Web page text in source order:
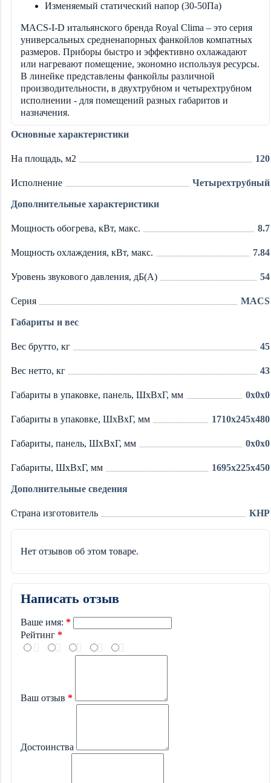
Изменяемый статический напор (30-50Па)
MACS-I-D итальянского бренда Royal Clima – это серия
универсальных средненапорных фанкойлов компатных
размеров. Приборы быстро и эффективно охлажадают
или нагревают помещение, экономно используя ресурсы.
В линейке представлены фанкойлы различной
производительности, в двухтрубном и четырехтрубном
исполнении - для помещений разных габаритов и
назначения.
Основные характеристики
На площадь, м2 120
Исполнение Четырехтрубный
Дополнительные характеристики
Мощность обогрева, кВт, макс. 8.7
Мощность охлаждения, кВт, макс. 7.84
Уровень звукового давления, дБ(А) 54
Серия MACS
Габариты и вес
Вес брутто, кг 45
Вес нетто, кг 43
Габариты в упаковке, панель, ШxВxГ, мм 0x0x0
Габариты в упаковке, ШxВxГ, мм 1710x245x480
Габариты, панель, ШxВxГ, мм 0x0x0
Габариты, ШxВxГ, мм 1695x225x450
Дополнительные сведения
Страна изготовитель КНР
Нет отзывов об этом товаре.
Написать отзыв
Ваше имя:
Рейтинг
Ваш отзыв
Достоинства